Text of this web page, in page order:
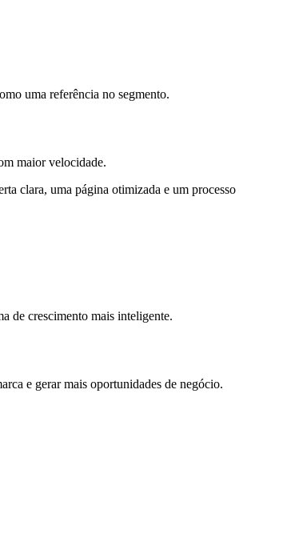
uma referência no segmento.
maior velocidade.
clara, uma página otimizada e um processo
de crescimento mais inteligente.
e gerar mais oportunidades de negócio.